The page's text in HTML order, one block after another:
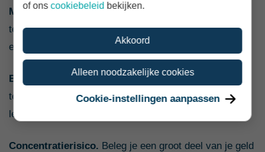
Marktrisico.Een groot deel van de markt kan
tegelijkertijd dalen, bijvoorbeeld tijdens een
economische terugval.
Bedrijfs- en kredietrisico.Een bedrijf kan
tegenvallende resultaten behalen, failliet gaan of een
lening niet volledig terugbetalen.
Concentratierisico. Beleg je een groot deel van je geld
of onscookiebeleid bekijken.
Akkoord
Alleen noodzakelijke cookies
Cookie-instellingen aanpassen